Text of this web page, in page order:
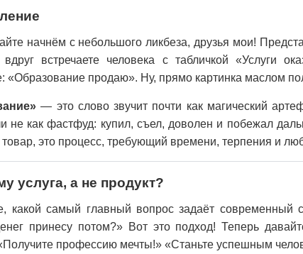
начнём с небольшого ликбеза, друзья мои!
встречаете человека с табличкой «Услуги
«Образование продаю». Ну, прямо картинка маслом
— это слово звучит почти как магический
не как фастфуд: купил, съел, доволен и побежал
товар, это процесс, требующий времени, терпения и
услуга, а не продукт?
какой самый главный вопрос задаёт современный
принесу потом?» Вот это подход! Теперь
профессию мечты!» «Станьте успешным